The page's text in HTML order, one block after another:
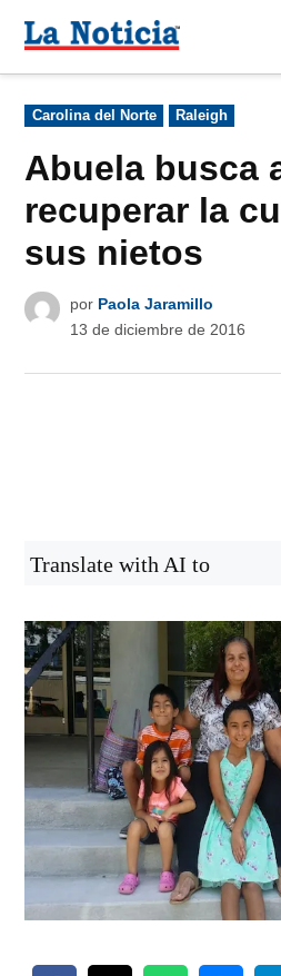
Para mantenerte informado
Donar
contenido
Noticia
Publicado
en
Carolina del Norte Raleigh
Abuela busca
recuperar la
sus nietos
por Paola Jaramillo
13 de diciembre de 2016
Translate with AI to